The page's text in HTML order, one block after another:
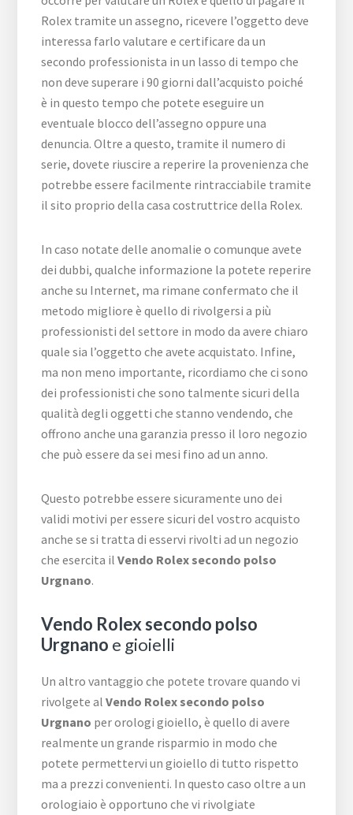
Rolex tramite un assegno, ricevere l’oggetto deve
interessa farlo valutare e certificare da un
secondo professionista in un lasso di tempo che
non deve superare i 90 giorni dall’acquisto poiché
è in questo tempo che potete eseguire un
eventuale blocco dell’assegno oppure una
denuncia. Oltre a questo, tramite il numero di
serie, dovete riuscire a reperire la provenienza che
potrebbe essere facilmente rintracciabile tramite
il sito proprio della casa costruttrice della Rolex.
In caso notate delle anomalie o comunque avete
dei dubbi, qualche informazione la potete reperire
anche su Internet, ma rimane confermato che il
metodo migliore è quello di rivolgersi a più
professionisti del settore in modo da avere chiaro
quale sia l’oggetto che avete acquistato. Infine,
ma non meno importante, ricordiamo che ci sono
dei professionisti che sono talmente sicuri della
qualità degli oggetti che stanno vendendo, che
offrono anche una garanzia presso il loro negozio
che può essere da sei mesi fino ad un anno.
Questo potrebbe essere sicuramente uno dei
validi motivi per essere sicuri del vostro acquisto
anche se si tratta di esservi rivolti ad un negozio
che esercita ilVendo Rolex secondo polso
Urgnano.
Vendo Rolex secondo polso
Urgnano e gioielli
Un altro vantaggio che potete trovare quando vi
rivolgete alVendo Rolex secondo polso
Urgnano per orologi gioiello, è quello di avere
realmente un grande risparmio in modo che
potete permettervi un gioiello di tutto rispetto
ma a prezzi convenienti. In questo caso oltre a un
orologiaio è opportuno che vi rivolgiate